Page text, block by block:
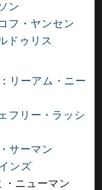
ン
フ・ヤンセン
ドゥリス
リーアム・ニー
フリー・ラッシ
サーマン
ンズ
・ニューマン